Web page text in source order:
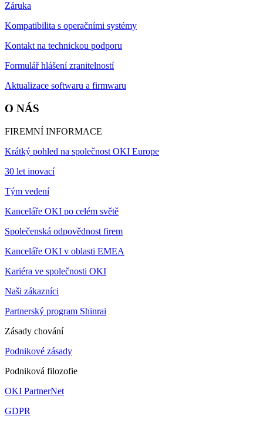
Záruka
Kompatibilita s operačními systémy
Kontakt na technickou podporu
Formulář hlášení zranitelností
Aktualizace softwaru a firmwaru
O NÁS
FIREMNÍ INFORMACE
Krátký pohled na společnost OKI Europe
30 let inovací
Tým vedení
Kanceláře OKI po celém světě
Společenská odpovědnost firem
Kanceláře OKI v oblasti EMEA
Kariéra ve společnosti OKI
Naši zákazníci
Partnerský program Shinrai
Zásady chování
Podnikové zásady
Podniková filozofie
OKI PartnerNet
GDPR